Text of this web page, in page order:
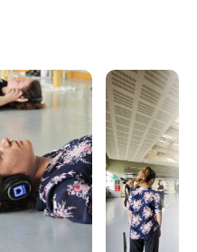
chaussures
nus.